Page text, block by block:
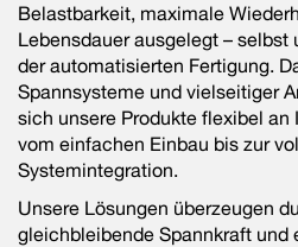
Belastbarkeit, maximale
Lebensdauer ausgelegt – selbst
der automatisierten Fertigung.
Spannsysteme und vielseitiger
sich unsere Produkte flexibel an
vom einfachen Einbau bis zur
Systemintegration.
Unsere Lösungen überzeugen
gleichbleibende Spannkraft und